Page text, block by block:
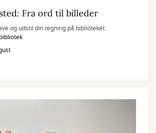
Fra ord til billeder
og udstil din tegning på biblioteket.